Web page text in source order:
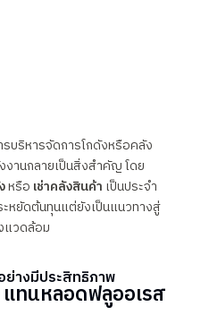
บริหารจัดการโกดังหรือคลัง
านกลายเป็นสิ่งสำคัญ โดย
หรือ เช่าคลังสินค้า เป็นประจำ
หยัดต้นทุนแต่ยังเป็นแนวทางสู่
แวดล้อม
ย่างมีประสิทธิภาพ
แทนหลอดฟลูออเรส